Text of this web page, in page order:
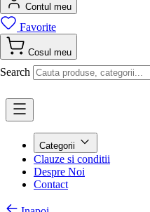
Contul meu
Favorite
Cosul meu
Search
Categorii
Clauze si conditii
Despre Noi
Contact